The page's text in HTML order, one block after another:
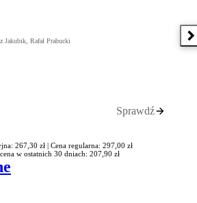
Jakubik, Rafał Prabucki
Sprawdź
267,30 zł | Cena regularna: 297,00 zł
w ostatnich 30 dniach: 207,90 zł